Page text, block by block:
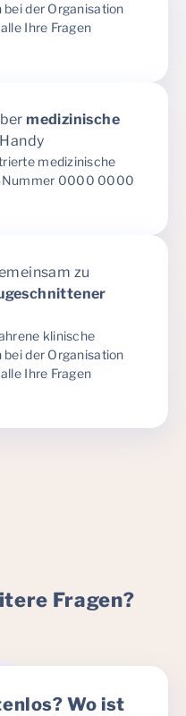
bei der Organisation
Ihre Fragen
medizinische
medizinische
Nummer 0000 0000
zu
klinische
bei der Organisation
Ihre Fragen
Fragen?
Wo ist